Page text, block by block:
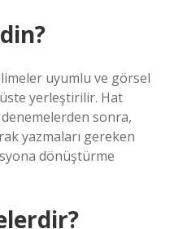
uyumlu ve görsel
yerleştirilir. Hat
sonra,
yazmaları gereken
dönüştürme